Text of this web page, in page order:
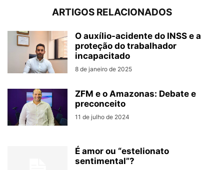
ARTIGOS RELACIONADOS
O auxílio-acidente do INSS e a
proteção do trabalhador
incapacitado
8 de janeiro de 2025
ZFM e o Amazonas: Debate e
preconceito
11 de julho de 2024
É amor ou “estelionato
sentimental”?